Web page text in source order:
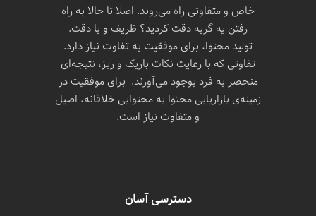
خاص و متفاوتی راه می‌روند. اصلا تا حالا به راه
رفتن یه گربه دقت کردید؟ ظریف و با دقت.
تولید محتوا، برای موفقیت به تفاوت نیاز دارد.
تفاوتی که با رعایت نکات باریک و ریز، نتیجه‌ای
منحصر به فرد بوجود می‌آورند. برای موفقیت در
زمینه‌ی بازاریابی محتوا به محتوایی خلاقانه، اصیل
و متفاوت نیاز است.
دسترسی آسان